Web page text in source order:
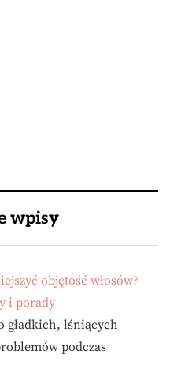
wpisy
objętość włosów?
i porady
gładkich, lśniących
podczas